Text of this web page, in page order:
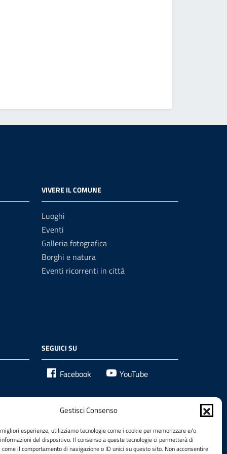
Gestisci Consenso
esperienze, utilizziamo tecnologie come i cookie per memorizzare e/o
del dispositivo. Il consenso a queste tecnologie ci permetterà di
il comportamento di navigazione o ID unici su questo sito. Non acconsentire
VIVERE IL COMUNE
Luoghi
Eventi
Galleria fotografica
Borghi e natura
Eventi ricorrenti in città
SEGUICI SU
Facebook YouTube